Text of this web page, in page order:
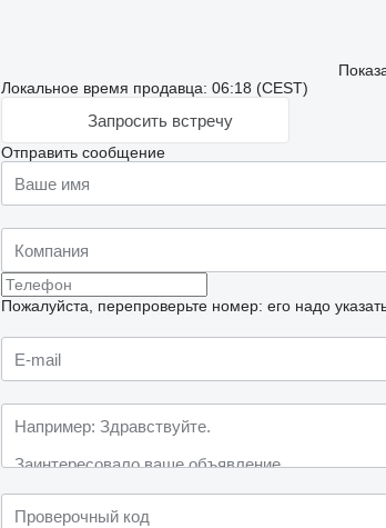
Локальное время продавца: 06:18 (CEST)
Запросить встречу
Отправить сообщение
Пожалуйста, перепроверьте номер: его надо